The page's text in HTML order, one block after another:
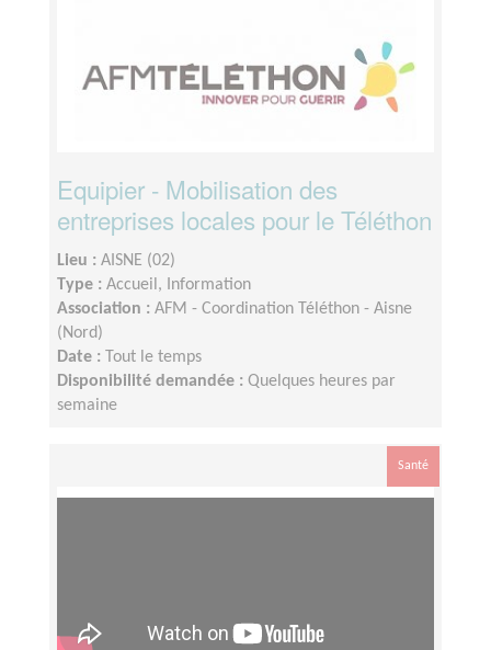
Equipier - Mobilisation des
entreprises locales pour le Téléthon
Lieu : AISNE (02)
Type : Accueil, Information
Association : AFM - Coordination Téléthon - Aisne
(Nord)
Date :
Tout le temps
Disponibilité demandée : Quelques heures par
semaine
Santé